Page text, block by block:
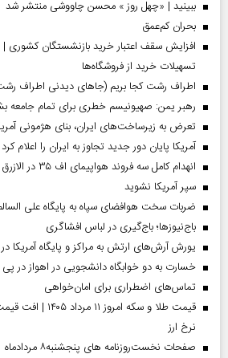
ببینید | «چهل روز » محسن چاووشی منتشر شد
بحران کم‌عمق
افزایش سقف اعتبار خرید بازنشستگان کشوری |
تسهیلات خرید از فروشگاه‌ها
اطراف رشت کجا بریم (جاهای دیدنی اطراف
رهبر یمن: صهیونیسم خطری برای تمام
تعرض به زیرساخت‌های ایران، بنای هژمونی
آمریکا پایان دور جدید تجاوز به ایران را اعلام کرد
انهدام کامل سه فروند هواپیمای اف ۳۵ در الازرق اردن
سپر آمریکا نشوید
ضربات سخت هوافضای سپاه به پایگاه علی
باج‌نیوزها؛ باج‌گیری در لباس افشاگری
یورش آرش‌های ارتش به مراکز و پایگاه‌ آمریکا
خسارت به دو خوابگاه دانشجویی در اهواز در پی
تماس‌های اضطراری برای امان‌‌خواهی
قیمت طلا و سکه
نرخ ارز
صفحات نخست‌روزنامه ها‌ی پنجشنبه‌۸ مردادماه